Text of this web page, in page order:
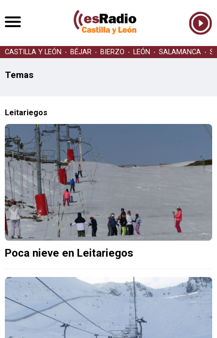
CASTILLA Y LEÓN BÉJAR BIERZO LEÓN SALAMANCA
Temas
Leitariegos
Poca nieve en Leitariegos